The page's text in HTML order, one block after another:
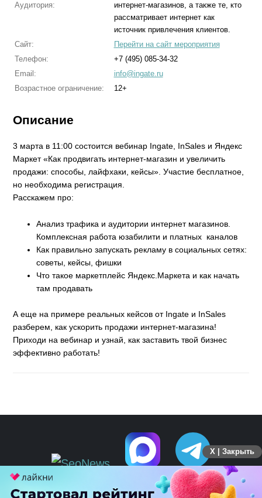
Аудитория:
интернет-магазинов, а также те, кто
рассматривает интернет как
источник привлечения клиентов.
Сайт:
Перейти на сайт мероприятия
Телефон:
+7 (495) 085-34-32
Email:
info@ingate.ru
Возрастное ограничение:
12+
Описание
3 марта в 11:00 состоится вебинар Ingate, InSales и Яндекс
Маркет «Как продвигать интернет-магазин и увеличить
продажи: способы, лайфхаки, кейсы». Участие бесплатное,
но необходима регистрация.
Расскажем про:
Анализ трафика и аудитории интернет магазинов.
Комплексная работа юзабилити и платных каналов
Как правильно запускать рекламу в социальных сетях:
советы, кейсы, фишки
Что такое маркетплейс Яндекс.Маркета и как начать
там продавать
А еще на примере реальных кейсов от Ingate и InSales
разберем, как ускорить продажи интернет-магазина!
Приходи на вебинар и узнай, как заставить твой бизнес
эффективно работать!
X | Закрыть
ПЕРЕЙТИ НА ПОЛНУЮ ВЕРСИЮ